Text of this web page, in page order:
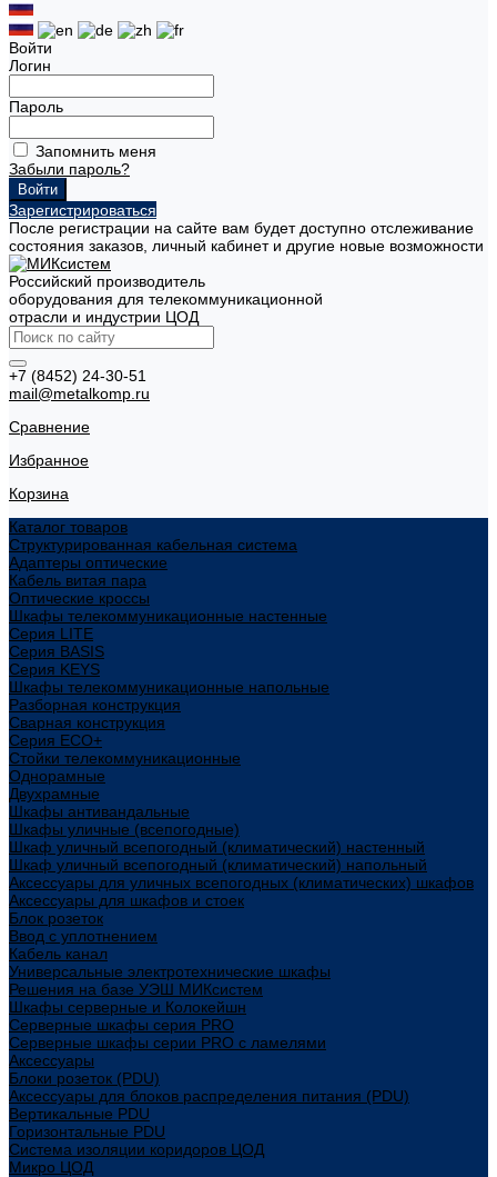
Войти
Логин
Пароль
Запомнить меня
Забыли пароль?
Зарегистрироваться
После регистрации на сайте вам будет доступно отслеживание
состояния заказов, личный кабинет и другие новые возможности
Российский производитель
оборудования для телекоммуникационной
отрасли и индустрии ЦОД
+7 (8452) 24-30-51
mail@metalkomp.ru
Сравнение
Избранное
Корзина
Каталог товаров
Структурированная кабельная система
Адаптеры оптические
Кабель витая пара
Оптические кроссы
Шкафы телекоммуникационные настенные
Cерия LITE
Cерия BASIS
Cерия KEYS
Шкафы телекоммуникационные напольные
Разборная конструкция
Сварная конструкция
Серия ECO+
Стойки телекоммуникационные
Однорамные
Двухрамные
Шкафы антивандальные
Шкафы уличные (всепогодные)
Шкаф уличный всепогодный (климатический) настенный
Шкаф уличный всепогодный (климатический) напольный
Аксессуары для уличных всепогодных (климатических) шкафов
Аксессуары для шкафов и стоек
Блок розеток
Ввод с уплотнением
Кабель канал
Универсальные электротехнические шкафы
Решения на базе УЭШ МИКсистем
Шкафы серверные и Колокейшн
Серверные шкафы серия PRO
Серверные шкафы серии PRO с ламелями
Аксессуары
Блоки розеток (PDU)
Аксессуары для блоков распределения питания (PDU)
Вертикальные PDU
Горизонтальные PDU
Система изоляции коридоров ЦОД
Микро ЦОД